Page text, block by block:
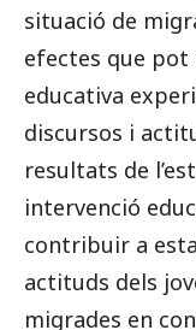
situació de
efectes que
educativa
discursos i
resultats de
intervenció
contribuir a
actituds dels
migrades en